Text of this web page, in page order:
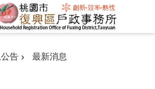
告 最新消息